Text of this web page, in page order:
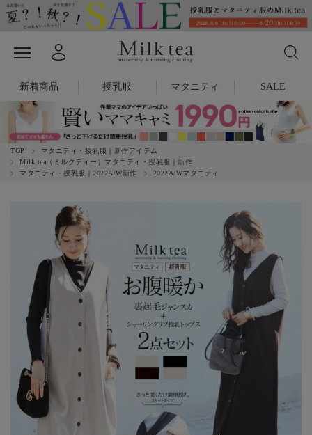
新着商品 授乳服 マタニティ SALE
TOP
マタニティ・授乳服｜新作アイテム
Milk tea（ミルクティー）マタニティ・授乳服｜新作
マタニティ・授乳服｜2022A/W新作
2022A/Wマタニティ